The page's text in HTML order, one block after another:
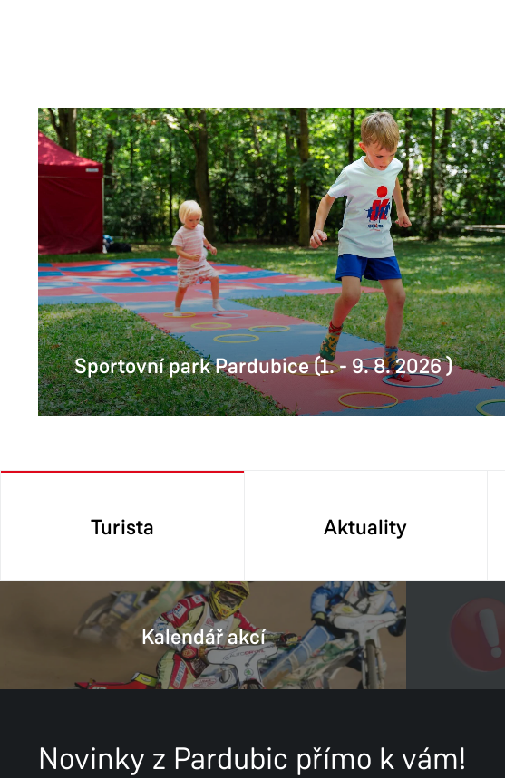
Sportovní park Pardubice (1. - 9. 8. 2026 )
Turista Aktuality
Kalendář akcí
Novinky z Pardubic přímo k vám!